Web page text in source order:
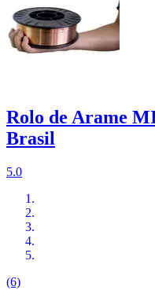
Rolo de Arame
Brasil
5.0
(6)